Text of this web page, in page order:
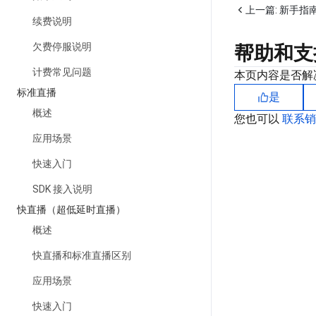
续费说明
欠费停服说明
计费常见问题
标准直播
概述
应用场景
快速入门
SDK 接入说明
快直播（超低延时直播）
概述
快直播和标准直播区别
应用场景
快速入门
上一篇: 新手指
帮助和
本页内容是否
是
您也可以 联系